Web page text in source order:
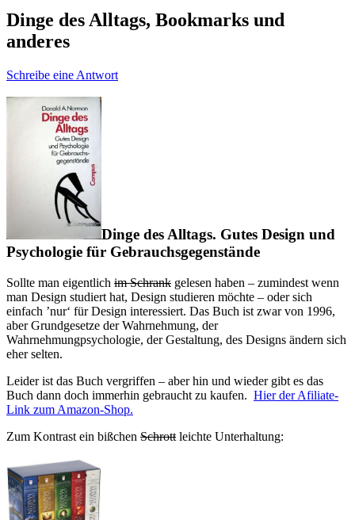
Dinge des Alltags, Bookmarks und
anderes
Schreibe eine Antwort
Dinge des Alltags. Gutes Design und
Psychologie für Gebrauchsgegenstände
Sollte man eigentlich im Schrank gelesen haben – zumindest wenn
man Design studiert hat, Design studieren möchte – oder sich
einfach ’nur‘ für Design interessiert. Das Buch ist zwar von 1996,
aber Grundgesetze der Wahrnehmung, der
Wahrnehmungpsychologie, der Gestaltung, des Designs ändern sich
eher selten.
Leider ist das Buch vergriffen – aber hin und wieder gibt es das
Buch dann doch immerhin gebraucht zu kaufen. Hier der Afiliate-
Link zum Amazon-Shop.
Zum Kontrast ein bißchen Schrott leichte Unterhaltung: